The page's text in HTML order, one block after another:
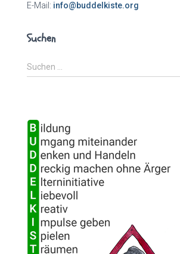
E-Mail: info@buddelkiste.org
Suchen
S
u
a
c
h
Suchen …